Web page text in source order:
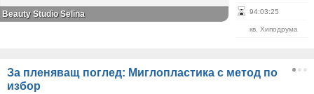
94:03:24
кв. Хиподрума
Beauty Studio Selina
За пленяващ поглед: Миглопластика с метод по
избор